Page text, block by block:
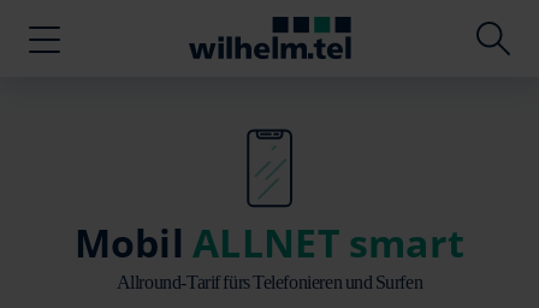
MobilALLNET smart
Allround-Tarif fürs Telefonieren und Surfen